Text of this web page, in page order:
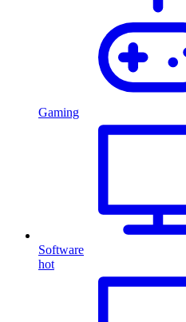
Gaming
Software
hot